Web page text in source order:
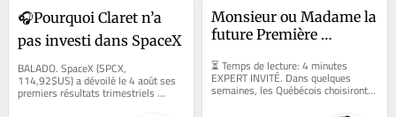
🎧Pourquoi Claret n’a
pas investi dans SpaceX
BALADO. SpaceX (SPCX,
114,92$US) a dévoilé le 4 août ses
premiers résultats trimestriels
depuis son entrée en Bourse
Monsieur ou Madame la
future Première
véritable mandat
économique
⏳ Temps de lecture: 4 minutes
EXPERT INVITÉ. Dans quelques
semaines, les Québécois choisiront
leur prochain gouvernement. Les